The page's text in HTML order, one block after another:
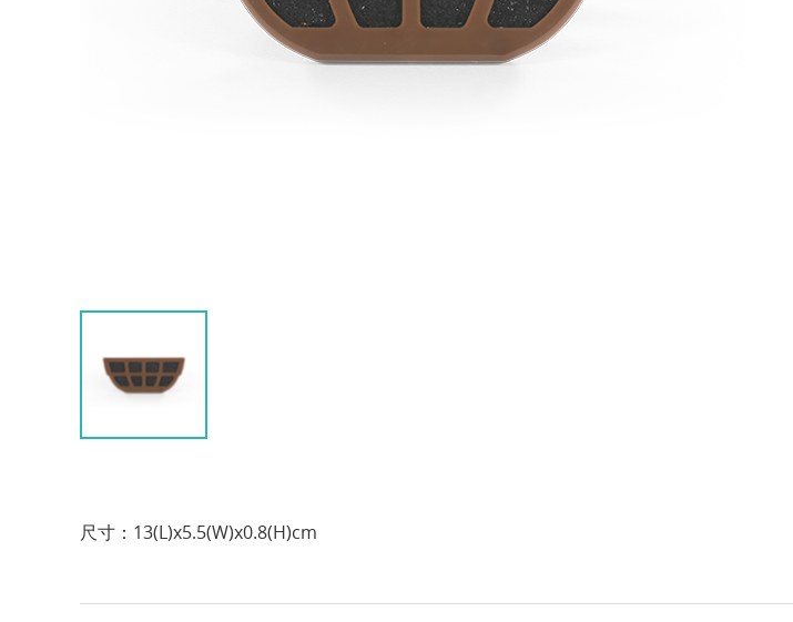
尺寸：13(L)x5.5(W)x0.8(H)cm